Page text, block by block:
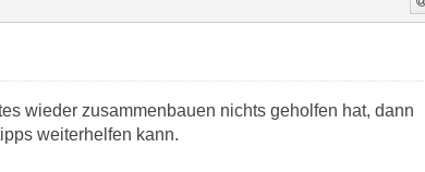
wieder zusammenbauen nichts geholfen hat, dann
weiterhelfen kann.